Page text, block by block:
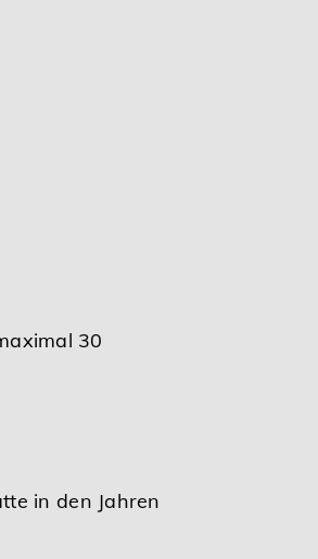
30
in den Jahren